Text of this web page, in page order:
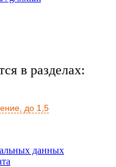
в разделах:
до 1,5
данных